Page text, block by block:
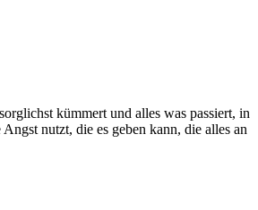
kümmert und alles was passiert, in
nutzt, die es geben kann, die alles an